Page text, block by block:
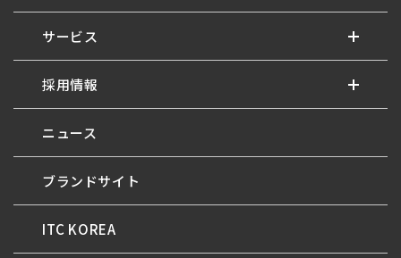
サービス
採用情報
ニュース
ブランドサイト
ITC KOREA